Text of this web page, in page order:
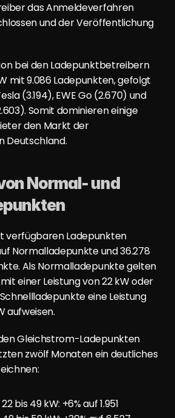
das Anmeldeverfahren
und der Veröffentlichung
bei den Ladepunktbetreibern
mit 9.086 Ladepunkten, gefolgt
(3.194), EWE Go (2.670) und
Somit dominieren einige
den Markt der
Deutschland.
Normal- und
verfügbaren Ladepunkten
Normalladepunkte und 36.278
Als Normalladepunkte gelten
einer Leistung von 22 kW oder
eine Leistung
aufweisen.
Gleichstrom-Ladepunkten
zwölf Monaten ein deutliches
bis 49 kW: +6% auf 1.951